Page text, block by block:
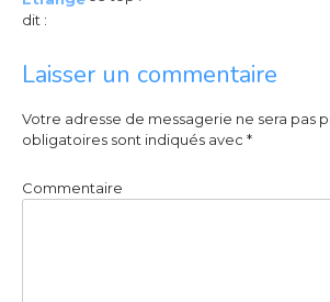
dit :
Laisser un commentaire
Votre adresse de messagerie ne sera pas
obligatoires sont indiqués avec *
Commentaire